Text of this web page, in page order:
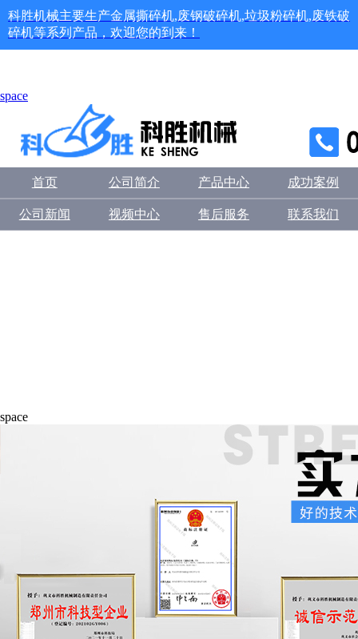
科胜机械主要生产金属撕碎机,废钢破碎机,垃圾粉碎机,废铁破
碎机等系列产品，欢迎您的到来！
space
首页 公司简介 产品中心 成功案例
公司新闻 视频中心 售后服务 联系我们
space